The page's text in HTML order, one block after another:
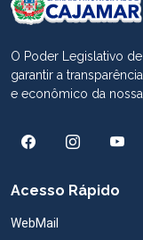
O Poder Legislativo
garantir a
e econômico da
Acesso Rápido
WebMail